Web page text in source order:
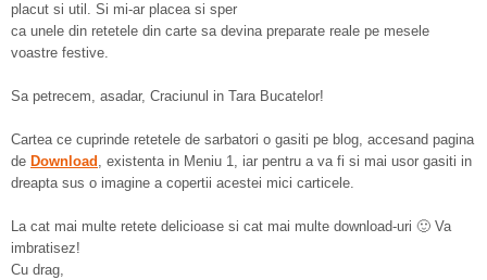
placut si util. Si mi-ar placea si sper
ca unele din retetele din carte sa devina preparate reale pe mesele
voastre festive.
Sa petrecem, asadar, Craciunul in Tara Bucatelor!
Cartea ce cuprinde retetele de sarbatori o gasiti pe blog, accesand pagina
de Download , existenta in Meniu 1, iar pentru a va fi si mai usor gasiti in
dreapta sus o imagine a copertii acestei mici carticele.
La cat mai multe retete delicioase si cat mai multe download-uri 🙂 Va
imbratisez!
Cu drag,